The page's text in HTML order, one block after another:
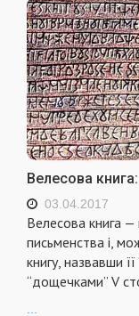
Велесова
03.04.2017
Велесова книга —
письменства і,
книгу, назвавши
“дощечками” V